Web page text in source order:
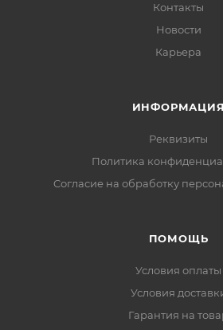
Контакты
Новости
Карьера
ИНФОРМАЦИЯ
Реквизиты
Политика
Cогласие на обработку
ПОМОЩЬ
Условия оплаты
Условия
Гарантия на